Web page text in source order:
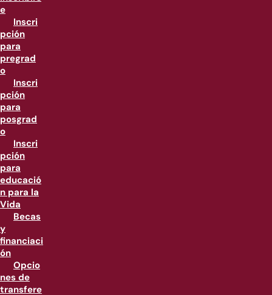
e
Inscri
pción
para
pregrad
o
Inscri
pción
para
posgrad
o
Inscri
pción
para
educació
n para la
Vida
Becas
y
financiaci
ón
Opcio
nes de
transfere